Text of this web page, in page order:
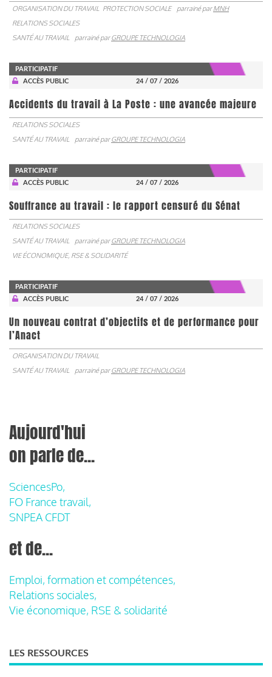
ORGANISATION DU TRAVAIL PROTECTION SOCIALE parrainé parMNH
RELATIONS SOCIALES
SANTÉ AU TRAVAIL
parrainé parGROUPE TECHNOLOGIA
PARTICIPATIF
ACCÈS PUBLIC
24 / 07 / 2026
Accidents du travail à La Poste : une avancée majeure
RELATIONS SOCIALES
SANTÉ AU TRAVAIL
parrainé parGROUPE TECHNOLOGIA
PARTICIPATIF
ACCÈS PUBLIC
24 / 07 / 2026
Souffrance au travail : le rapport censuré du Sénat
RELATIONS SOCIALES
SANTÉ AU TRAVAIL
parrainé parGROUPE TECHNOLOGIA
VIE ÉCONOMIQUE, RSE & SOLIDARITÉ
PARTICIPATIF
ACCÈS PUBLIC
24 / 07 / 2026
Un nouveau contrat d’objectifs et de performance pour
l’Anact
ORGANISATION DU TRAVAIL
SANTÉ AU TRAVAIL
parrainé parGROUPE TECHNOLOGIA
Aujourd'hui
on parle de...
SciencesPo,
FO France travail,
SNPEA CFDT
et de...
Emploi, formation et compétences,
Relations sociales,
Vie économique, RSE & solidarité
LES RESSOURCES